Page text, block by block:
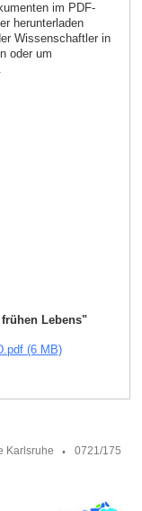
im PDF-
herunterladen
Wissenschaftler in
oder um
Lebens"
(6 MB)
Karlsruhe
0721/175